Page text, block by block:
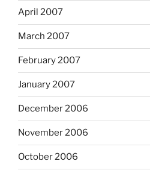
April 2007
March 2007
February 2007
January 2007
December 2006
November 2006
October 2006